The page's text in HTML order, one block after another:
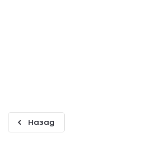
Назад